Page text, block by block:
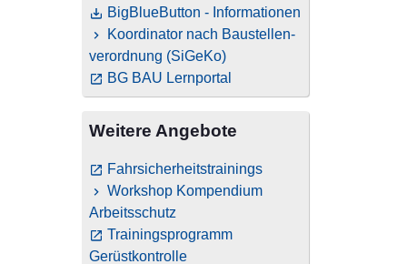
BigBlueButton - Informationen
Koordinator nach Baustellen­
verordnung (SiGeKo)
BG BAU Lernportal
Weitere Angebote
Fahrsicherheitstrainings
Workshop Kompendium
Arbeitsschutz
Trainingsprogramm
Gerüstkontrolle